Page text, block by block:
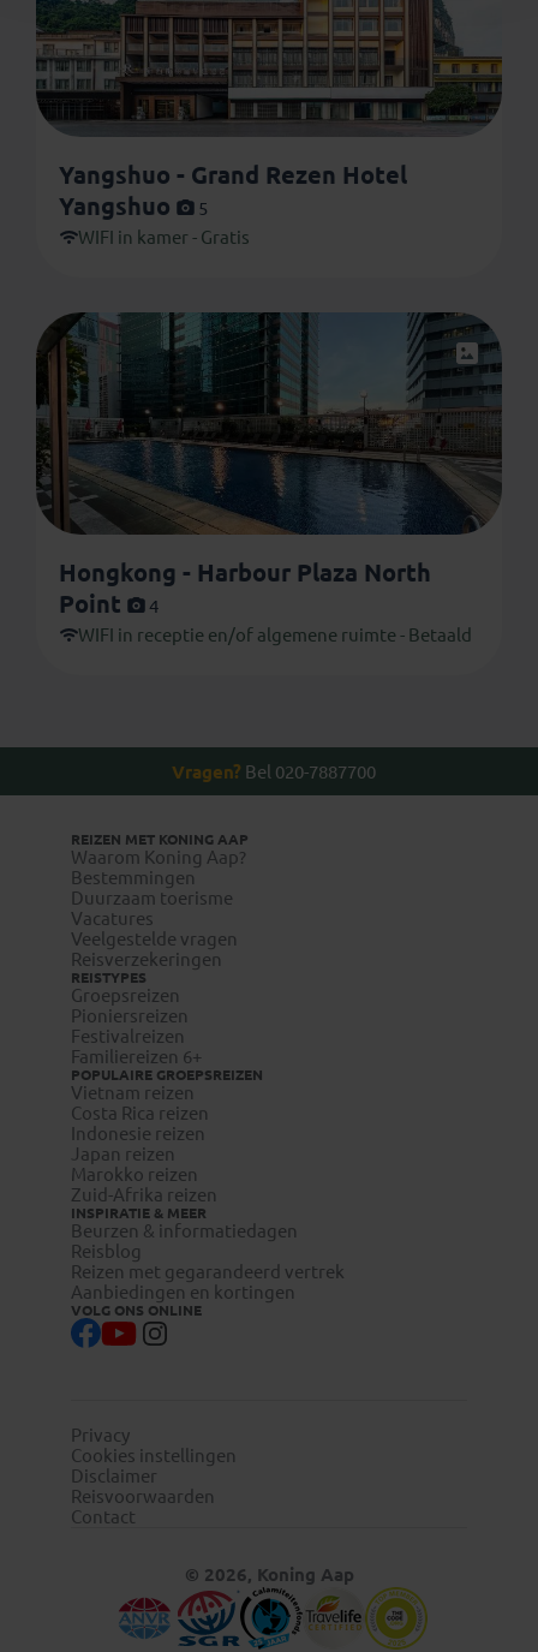
Yangshuo - Grand Rezen Hotel
Yangshuo
5
WIFI in kamer - Gratis
Hongkong - Harbour Plaza North
Point
4
WIFI in receptie en/of algemene ruimte - Betaald
Vragen? Bel 020-7887700
REIZEN MET KONING AAP
Waarom Koning Aap?
Bestemmingen
Duurzaam toerisme
Vacatures
Veelgestelde vragen
Reisverzekeringen
REISTYPES
Groepsreizen
Pioniersreizen
Festivalreizen
Familiereizen 6+
POPULAIRE GROEPSREIZEN
Vietnam reizen
Costa Rica reizen
Indonesie reizen
Japan reizen
Marokko reizen
Zuid-Afrika reizen
INSPIRATIE & MEER
Beurzen & informatiedagen
Reisblog
Reizen met gegarandeerd vertrek
Aanbiedingen en kortingen
VOLG ONS ONLINE
Privacy
Cookies instellingen
Disclaimer
Reisvoorwaarden
Contact
© 2026, Koning Aap